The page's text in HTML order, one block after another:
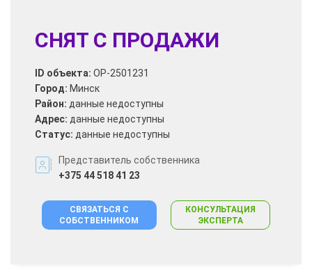
СНЯТ С ПРОДАЖИ
ID объекта: OP-2501231
Город: Минск
Район: данные недоступны
Адрес: данные недоступны
Статус: данные недоступны
Представитель собственника
+375 44 518 41 23
СВЯЗАТЬСЯ С
СОБСТВЕННИКОМ
КОНСУЛЬТАЦИЯ
ЭКСПЕРТА